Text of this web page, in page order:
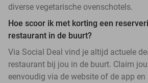
diverse vegetarische ovenschotels.
Hoe scoor ik met korting een
restaurant in de buurt?
Via Social Deal vind je altijd actuele
restaurant bij jou in de buurt. Claim
eenvoudig via de website of de app en